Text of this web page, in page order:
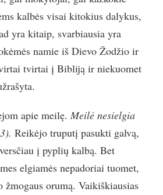
kalbės visai kitokius dalykus,
yra kitaip, svarbiausia yra
namie iš Dievo Žodžio ir
tvirtai į Bibliją ir niekuomet
apie meilę.Meilė nesielgia
Reikėjo truputį pasukti galvą,
į pyplių kalbą. Bet
elgiamės nepadoriai tuomet,
žmogaus orumą. Vaikiškiausias